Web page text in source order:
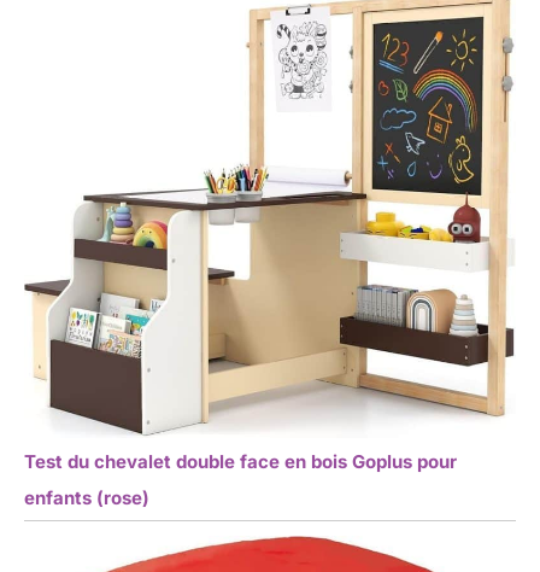
Test du chevalet double face en bois Goplus pour
enfants (rose)